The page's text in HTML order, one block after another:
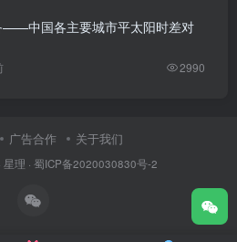
——中国各主要城市平太阳时差对
2990
广告合作 关于我们
星理 · 蜀ICP备2020030830号-2